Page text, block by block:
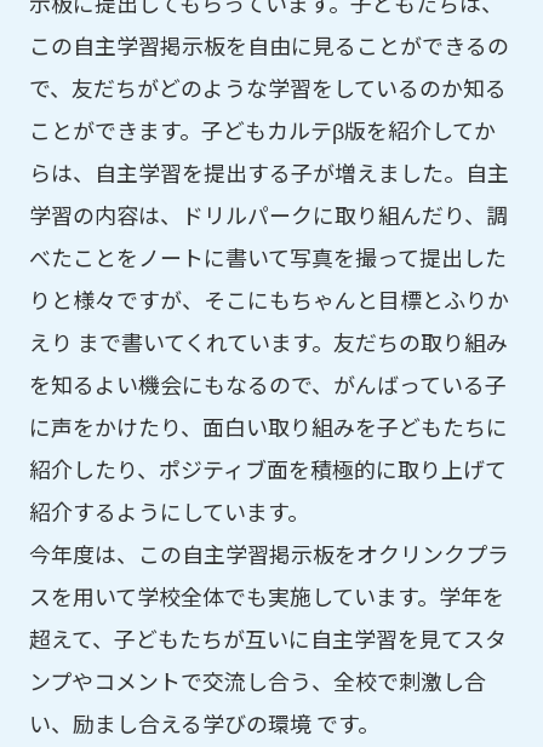
この自主学習掲示板を自由に見ることができるの
で、友だちがどのような学習をしているのか知る
ことができます。子どもカルテβ版を紹介してか
らは、自主学習を提出する子が増えました。自主
学習の内容は、ドリルパークに取り組んだり、調
べたことをノートに書いて写真を撮って提出した
りと様々ですが、そこにもちゃんと目標とふりか
えり まで書いてくれています。友だちの取り組み
を知るよい機会にもなるので、がんばっている子
に声をかけたり、面白い取り組みを子どもたちに
紹介したり、ポジティブ面を積極的に取り上げて
紹介するようにしています。
今年度は、この自主学習掲示板をオクリンクプラ
スを用いて学校全体でも実施しています。学年を
超えて、子どもたちが互いに自主学習を見てスタ
ンプやコメントで交流し合う、全校で刺激し合
い、励まし合える学びの環境 です。